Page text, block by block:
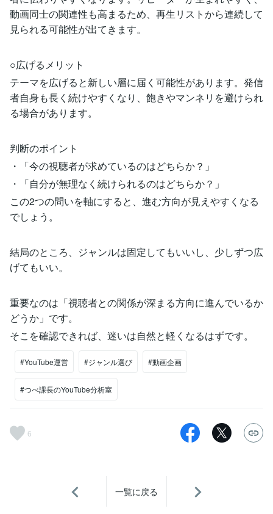
動画同士の関連性も高まるため、再生リストから連続して
見られる可能性が出てきます。
○広げるメリット
テーマを広げると新しい層に届く可能性があります。発信
者自身も長く続けやすくなり、飽きやマンネリを避けられ
る場合があります。
判断のポイント
・「今の視聴者が求めているのはどちらか？」
・「自分が無理なく続けられるのはどちらか？」
この2つの問いを軸にすると、進む方向が見えやすくなる
でしょう。
結局のところ、ジャンルは固定してもいいし、少しずつ広
げてもいい。
重要なのは「視聴者との関係が深まる方向に進んでいるか
どうか」です。
そこを確認できれば、迷いは自然と軽くなるはずです。
#YouTube運営 #ジャンル選び #動画企画
#つべ課長のYouTube分析室
6
一覧に戻る